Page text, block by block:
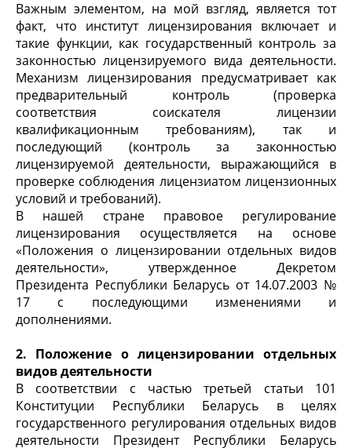
Важным элементом, на мой взгляд, является тот
факт, что институт лицензирования включает и
такие функции, как государственный контроль за
законностью лицензируемого вида деятельности.
Механизм лицензирования предусматривает как
предварительный контроль (проверка
соответствия соискателя лицензии
квалификационным требованиям), так и
последующий (контроль за законностью
лицензируемой деятельности, выражающийся в
проверке соблюдения лицензиатом лицензионных
условий и требований).
В нашей стране правовое регулирование
лицензирования осуществляется на основе
«Положения о лицензировании отдельных видов
деятельности», утвержденное Декретом
Президента Республики Беларусь от 14.07.2003 №
17 с последующими изменениями и
дополнениями.
2. Положение о лицензировании отдельных
видов деятельности
В соответствии с частью третьей статьи 101
Конституции Республики Беларусь в целях
государственного регулирования отдельных видов
деятельности Президент Республики Беларусь